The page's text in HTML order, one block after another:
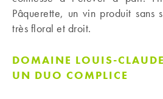
Pâquerette, un vin produit sans
très floral et droit.
DOMAINE LOUIS-
UN DUO COMPLICE